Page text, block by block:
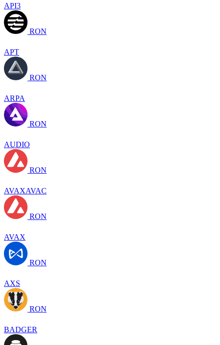
API3
RON
APT
RON
ARPA
RON
AUDIO
RON
AVAXAVAC
RON
AVAX
RON
AXS
RON
BADGER